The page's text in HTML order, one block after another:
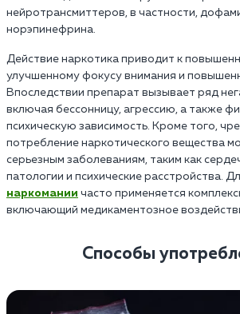
нейротрансмиттеров, в частности,
норэпинефрина.
Действие наркотика приводит к
улучшенному фокусу внимания и
Впоследствии препарат вызывает ряд
включая бессонницу, агрессию, а также
психическую зависимость. Кроме того,
потребление наркотического вещества
серьезным заболеваниям, таким как
патологии и психические расстройства.
наркомании часто применяется
включающий медикаментозное
Способы